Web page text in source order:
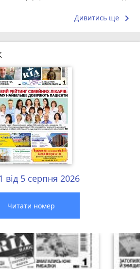
Дивитись ще keyboard_arrow_right
від 5 серпня 2026
Читати номер